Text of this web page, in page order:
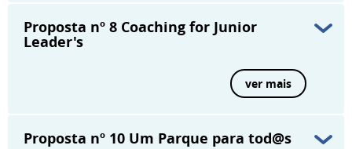
Proposta nº 8 Coaching for Junior
Leader's
ver mais
Proposta nº 10 Um Parque para tod@s